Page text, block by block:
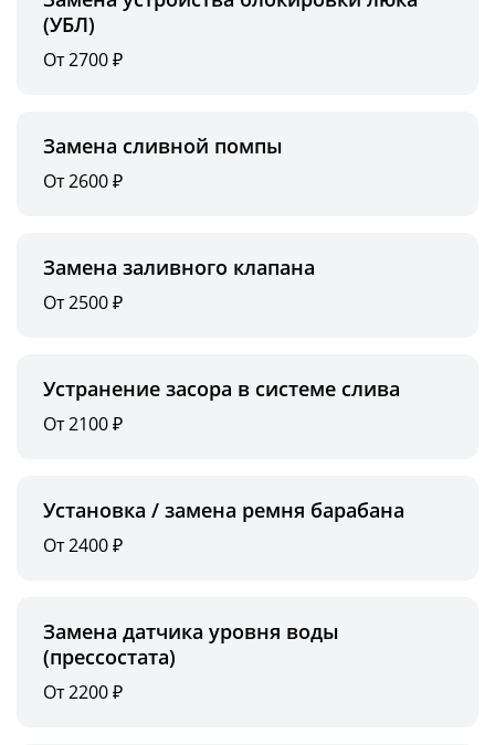
(УБЛ)
От 2700 ₽
Замена сливной помпы
От 2600 ₽
Замена заливного клапана
От 2500 ₽
Устранение засора в системе слива
От 2100 ₽
Установка / замена ремня барабана
От 2400 ₽
Замена датчика уровня воды
(прессостата)
От 2200 ₽